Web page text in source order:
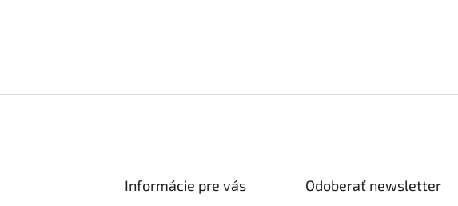
Informácie pre vás Odoberať newsletter